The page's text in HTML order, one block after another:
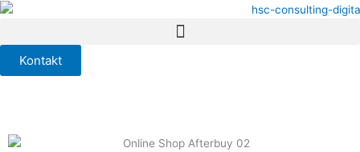
Zum
springen
Kontakt